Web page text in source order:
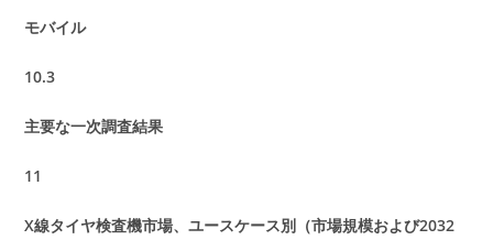
モバイル
10.3
主要な一次調査結果
11
X線タイヤ検査機市場、ユースケース別（市場規模および2032